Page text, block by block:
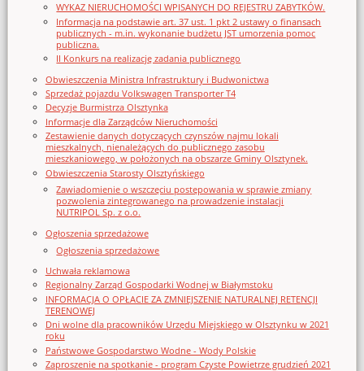
WYKAZ NIERUCHOMOŚCI WPISANYCH DO REJESTRU ZABYTKÓW.
Informacja na podstawie art. 37 ust. 1 pkt 2 ustawy o finansach
publicznych - m.in. wykonanie budżetu JST umorzenia pomoc
publiczna.
II Konkurs na realizację zadania publicznego
Obwieszczenia Ministra Infrastruktury i Budwonictwa
Sprzedaż pojazdu Volkswagen Transporter T4
Decyzje Burmistrza Olsztynka
Informacje dla Zarządców Nieruchomości
Zestawienie danych dotyczących czynszów najmu lokali
mieszkalnych, nienależących do publicznego zasobu
mieszkaniowego, w położonych na obszarze Gminy Olsztynek.
Obwieszczenia Starosty Olsztyńskiego
Zawiadomienie o wszczęciu postępowania w sprawie zmiany
pozwolenia zintegrowanego na prowadzenie instalacji
NUTRIPOL Sp. z o.o.
Ogłoszenia sprzedażowe
Ogłoszenia sprzedażowe
Uchwała reklamowa
Regionalny Zarząd Gospodarki Wodnej w Białymstoku
INFORMACJA O OPŁACIE ZA ZMNIEJSZENIE NATURALNEJ RETENCJI
TERENOWEJ
Dni wolne dla pracowników Urzędu Miejskiego w Olsztynku w 2021
roku
Państwowe Gospodarstwo Wodne - Wody Polskie
Zaproszenie na spotkanie - program Czyste Powietrze grudzień 2021